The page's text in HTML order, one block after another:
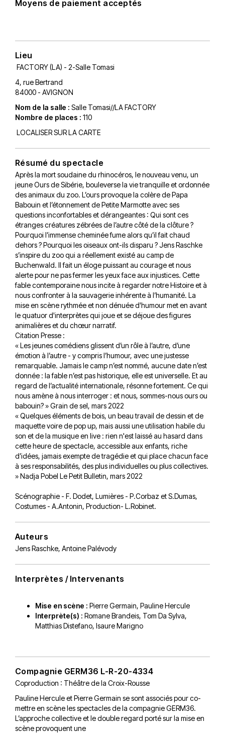
Moyens de paiement acceptés
Lieu
FACTORY (LA) - 2-Salle Tomasi
4, rue Bertrand
84000 - AVIGNON
Nom de la salle : Salle Tomasi//LA FACTORY
Nombre de places : 110
LOCALISER SUR LA CARTE
Résumé du spectacle
Après la mort soudaine du rhinocéros, le nouveau venu, un
jeune Ours de Sibérie, bouleverse la vie tranquille et ordonnée
des animaux du zoo. L’ours provoque la colère de Papa
Babouin et l’étonnement de Petite Marmotte avec ses
questions inconfortables et dérangeantes : Qui sont ces
étranges créatures zébrées de l’autre côté de la clôture ?
Pourquoi l’immense cheminée fume alors qu’il fait chaud
dehors ? Pourquoi les oiseaux ont-ils disparu ? Jens Raschke
s’inspire du zoo qui a réellement existé au camp de
Buchenwald. Il fait un éloge puissant au courage et nous
alerte pour ne pas fermer les yeux face aux injustices. Cette
fable contemporaine nous incite à regarder notre Histoire et à
nous confronter à la sauvagerie inhérente à l’humanité. La
mise en scène rythmée et non dénuée d'humour met en avant
le quatuor d'interprètes qui joue et se déjoue des figures
animalières et du chœur narratif.
Citation Presse :
« Les jeunes comédiens glissent d’un rôle à l’autre, d’une
émotion à l’autre - y compris l’humour, avec une justesse
remarquable. Jamais le camp n’est nommé, aucune date n’est
donnée : la fable n’est pas historique, elle est universelle. Et au
regard de l’actualité internationale, résonne fortement. Ce qui
nous amène à nous interroger : et nous, sommes-nous ours ou
babouin? » Grain de sel, mars 2022
« Quelques éléments de bois, un beau travail de dessin et de
maquette voire de pop up, mais aussi une utilisation habile du
son et de la musique en live : rien n'est laissé au hasard dans
cette heure de spectacle, accessible aux enfants, riche
d’idées, jamais exempte de tragédie et qui place chacun face
à ses responsabilités, des plus individuelles ou plus collectives.
» Nadja Pobel Le Petit Bulletin, mars 2022
Scénographie - F. Dodet, Lumières - P.Corbaz et S.Dumas,
Costumes - A.Antonin, Production- L.Robinet.
Auteurs
Jens Raschke, Antoine Palévody
Interprètes / Intervenants
Mise en scène : Pierre Germain, Pauline Hercule
Interprète(s) : Romane Brandeis, Tom Da Sylva,
Matthias Distefano, Isaure Marigno
Compagnie GERM36 L-R-20-4334
Coproduction : Théâtre de la Croix-Rousse
Pauline Hercule et Pierre Germain se sont associés pour co-
mettre en scène les spectacles de la compagnie GERM36.
L’approche collective et le double regard porté sur la mise en
scène provoquent une